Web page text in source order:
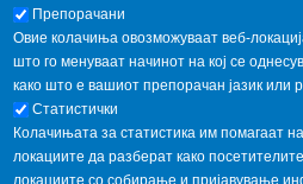
Препорачани
Овие колачиња овозможуваат веб-
што го менуваат начинот на кој се
како што е вашиот препорачан јазик или
Статистички
Колачињата за статистика им помагаат
локациите да разберат како
локациите со собирање и пријавување